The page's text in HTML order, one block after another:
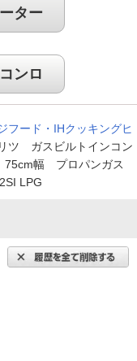
ター
ンロ
フード・IHクッキングヒ
ツ ガスビルトインコン
75cm幅 プロパンガス
LPG